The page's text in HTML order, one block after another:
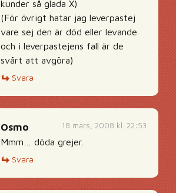
kunder så glada X)
(För övrigt hatar jag leverpastej
vare sej den är död eller levande
och i leverpastejens fall är de
svårt att avgöra)
Svara
18 mars, 2008 kl. 22:53
Osmo
Mmm… döda grejer.
Svara